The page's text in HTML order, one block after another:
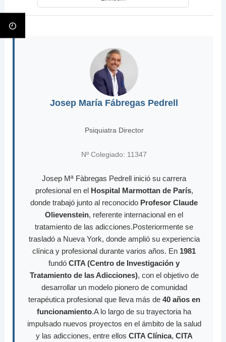
Josep María Fábregas Pedrell
Psiquiatra Director
Nº Colegiado: 11347
Josep Mª Fàbregas Pedrell inició su carrera
profesional en el Hospital Marmottan de París,
donde trabajó junto al reconocido Profesor Claude
Olievenstein, referente internacional en el
tratamiento de las adicciones.Posteriormente se
trasladó a Nueva York, donde amplió su experiencia
clínica y profesional durante varios años. En 1981
fundó CITA (Centro de Investigación y
Tratamiento de las Adicciones), con el objetivo de
desarrollar un modelo pionero de comunidad
terapéutica profesional que lleva más de 40 años en
funcionamiento.A lo largo de su trayectoria ha
impulsado nuevos proyectos en el ámbito de la salud
y las adicciones, entre ellos CITA Clínica, CITA